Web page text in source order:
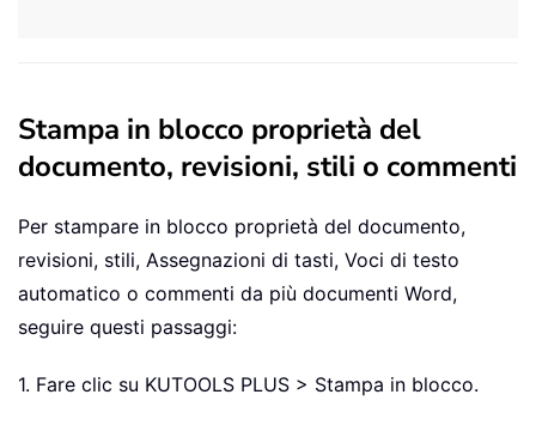
Stampa in blocco proprietà del
documento, revisioni, stili o commenti
Per stampare in blocco proprietà del documento,
revisioni, stili, Assegnazioni di tasti, Voci di testo
automatico o commenti da più documenti Word,
seguire questi passaggi:
1. Fare clic su KUTOOLS PLUS > Stampa in blocco.